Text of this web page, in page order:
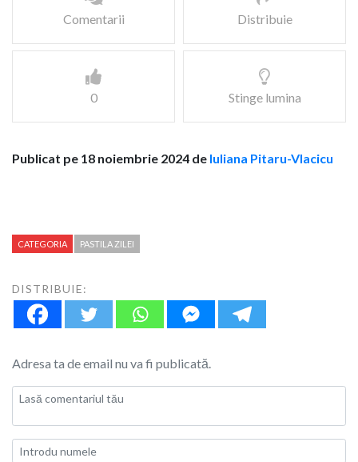
Comentarii Distribuie
0 Stinge lumina
Publicat pe 18 noiembrie 2024 de Iuliana Pitaru-Vlacicu
CATEGORIA PASTILA ZILEI
DISTRIBUIE:
Adresa ta de email nu va fi publicată.